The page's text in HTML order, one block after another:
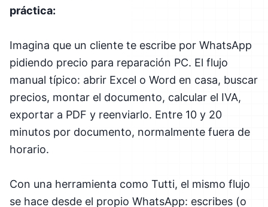
práctica:
Imagina que un cliente te escribe por WhatsApp
pidiendo precio para reparación PC. El flujo
manual típico: abrir Excel o Word en casa, buscar
precios, montar el documento, calcular el IVA,
exportar a PDF y reenviarlo. Entre 10 y 20
minutos por documento, normalmente fuera de
horario.
Con una herramienta como Tutti, el mismo flujo
se hace desde el propio WhatsApp: escribes (o